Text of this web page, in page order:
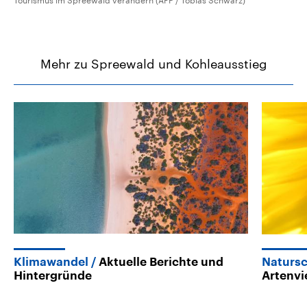
Mehr zu Spreewald und Kohleausstieg
Klimawandel
Aktuelle Berichte und
Hintergründe